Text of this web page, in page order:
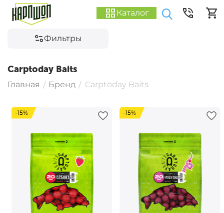
Каталог
Фильтры
Carptoday Baits
Главная / Бренд / Carptoday Baits
-15% -15%